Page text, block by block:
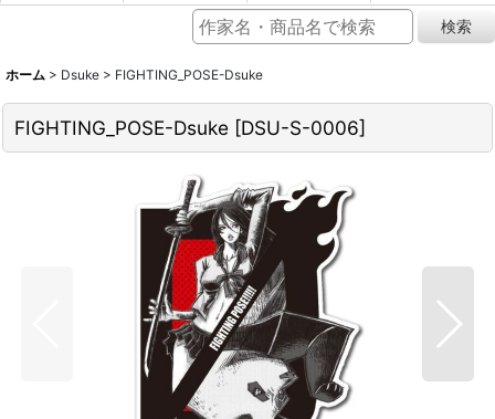
ホーム > Dsuke > FIGHTING_POSE-Dsuke
FIGHTING_POSE-Dsuke [DSU-S-0006]